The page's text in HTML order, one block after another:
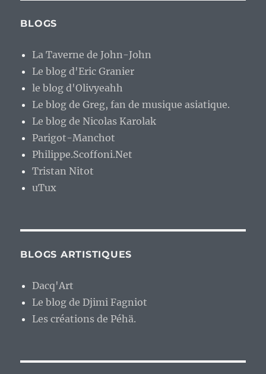
BLOGS
La Taverne de John-John
Le blog d'Eric Granier
le blog d'Olivyeahh
Le blog de Greg, fan de musique asiatique.
Le blog de Nicolas Karolak
Parigot-Manchot
Philippe.Scoffoni.Net
Tristan Nitot
uTux
BLOGS ARTISTIQUES
Dacq'Art
Le blog de Djimi Fagniot
Les créations de Péhä.